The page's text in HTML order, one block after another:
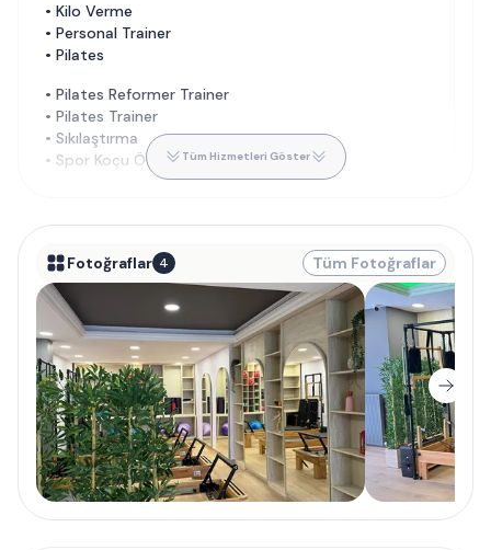
• Kilo Verme
• Personal Trainer
• Pilates
• Pilates Reformer Trainer
• Pilates Trainer
• Sıkılaştırma
• Spor Koçu Özel DersTüm Hizmetleri Göster
Fotoğraflar 4 Tüm Fotoğraflar